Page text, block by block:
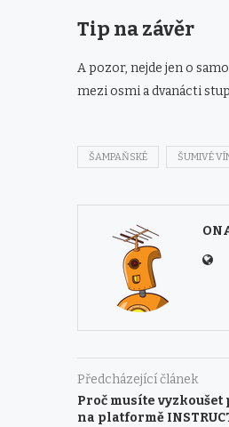
Tip na závěr
A pozor, nejde jen o
mezi osmi a dvanácti
ŠAMPAŇSKÉ ŠUMIVÉ
Předcházející článek
Proč musíte
na platformě